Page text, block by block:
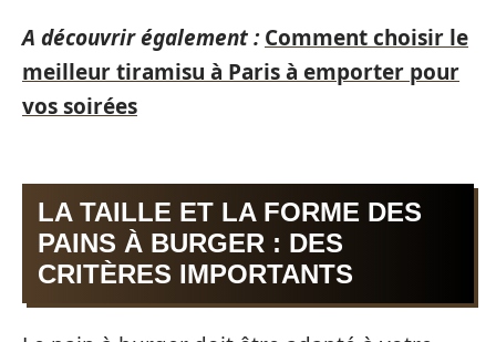
A découvrir également : Comment choisir le
meilleur tiramisu à Paris à emporter pour
vos soirées
LA TAILLE ET LA FORME DES
PAINS À BURGER : DES
CRITÈRES IMPORTANTS